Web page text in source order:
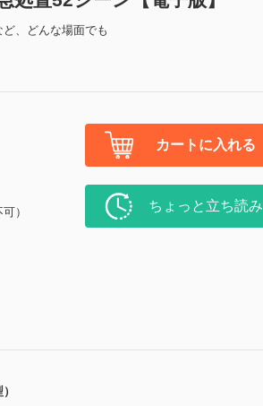
、どんな場面でも
）
カートに入れる
ちょっと立ち読み